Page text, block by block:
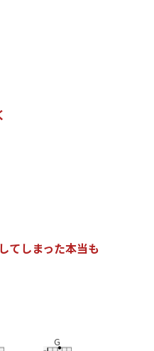
てしまった本当も
G